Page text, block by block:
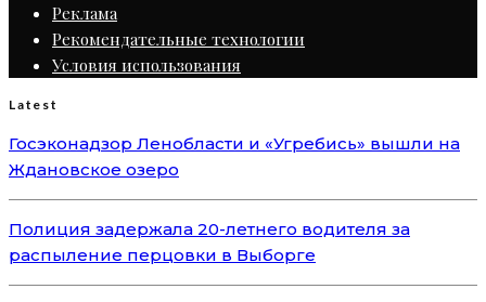
Реклама
Рекомендательные технологии
Условия использования
Latest
Госэконадзор Ленобласти и «Угребись» вышли на
Ждановское озеро
Полиция задержала 20-летнего водителя за
распыление перцовки в Выборге